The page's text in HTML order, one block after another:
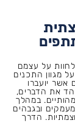
על עצמם
מגוון התכנים
אשר יועברו
את הדברים,
במהלך
ובגבהים
הדרך